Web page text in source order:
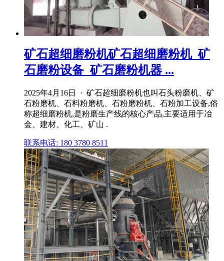
矿石超细磨粉机矿石超细磨粉机_矿
石磨粉设备_矿石磨粉机器 ...
2025年4月16日 · 矿石超细磨粉机也叫石头粉磨机、矿
石粉磨机、石料粉磨机、石粉磨粉机、石粉加工设备,俗
称超细磨粉机,是粉磨生产线的核心产品,主要适用于冶
金、建材、化工、矿山 .
联系电话: 180 3780 8511